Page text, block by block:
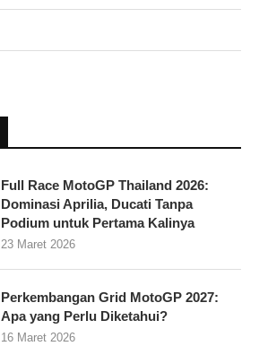
Full Race MotoGP Thailand 2026:
Dominasi Aprilia, Ducati Tanpa
Podium untuk Pertama Kalinya
23 Maret 2026
Perkembangan Grid MotoGP 2027:
Apa yang Perlu Diketahui?
16 Maret 2026